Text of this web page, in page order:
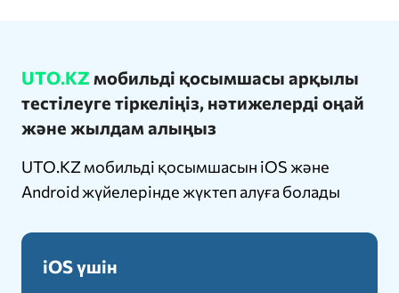
UTO.KZ мобильді қосымшасы арқылы
тестілеуге тіркеліңіз, нәтижелерді оңай
және жылдам алыңыз
UTO.KZ мобильді қосымшасын iOS және
Android жүйелерінде жүктеп алуға болады
iOS үшін